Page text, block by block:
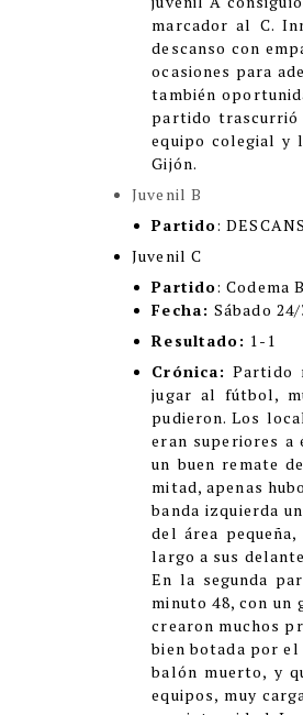
marcador al C.
descanso con
ocasiones para
también
partido trascurrió
equipo colegial y
Gijón.
Juvenil B
Partido:
Juvenil C
Partido: Codema
Fecha:Sábado
Resultado: 1-1
Crónica: Partido
jugar al fútbol,
pudieron. Los
eran superiores
un buen remate
mitad, apenas
banda izquierda
del área
largo a sus
En la segunda
minuto 48, con un
crearon muchos
bien botada por
balón muerto, y
equipos, muy